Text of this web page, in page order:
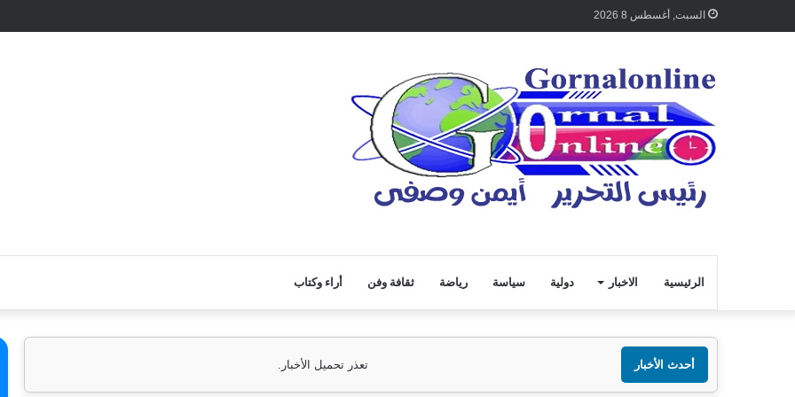
السبت, أغسطس 8 2026
الرئيسية الاخبار دولية سياسة رياضة ثقافة وفن أراء وكتاب
أحدث الأخبار تعذر تحميل الأخبار.